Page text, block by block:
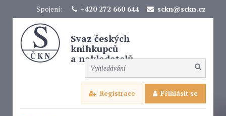
Spojení: +420 272 660 644 sckn@sckn.cz
Svaz českých
knihkupců
a nakladatelů
Registrace Přihlásit se